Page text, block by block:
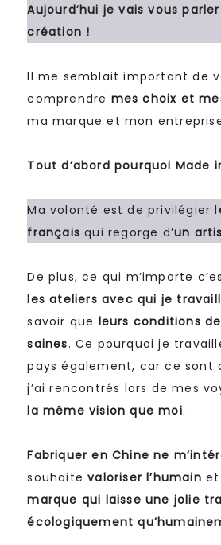
Aujourd’hui je vais vous
création !
Il me semblait important de
comprendre mes choix et
ma marque et mon
Tout d’abord pourquoi Made
Ma volonté est de privilégier l
français qui regorge d’un
De plus, ce qui m’importe
les ateliers avec qui je
savoir que leurs conditions
saines. Ce pourquoi je
pays également, car ce sont
j’ai rencontrés lors de mes
la même vision que moi.
Fabriquer en Chine ne
souhaitevaloriser l’humain et
marque qui laisse une jolie
écologiquement